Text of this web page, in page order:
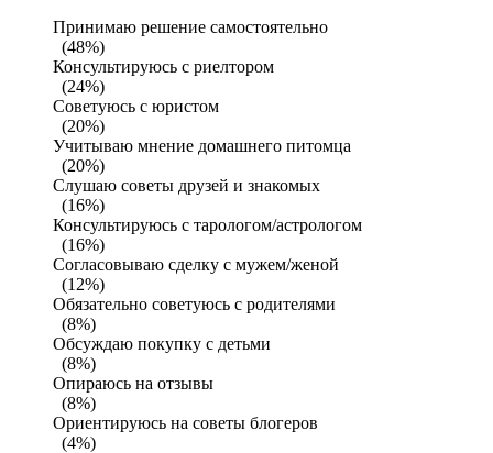
Принимаю решение самостоятельно
(48%)
Консультируюсь с риелтором
(24%)
Советуюсь с юристом
(20%)
Учитываю мнение домашнего питомца
(20%)
Слушаю советы друзей и знакомых
(16%)
Консультируюсь с тарологом/астрологом
(16%)
Согласовываю сделку с мужем/женой
(12%)
Обязательно советуюсь с родителями
(8%)
Обсуждаю покупку с детьми
(8%)
Опираюсь на отзывы
(8%)
Ориентируюсь на советы блогеров
(4%)